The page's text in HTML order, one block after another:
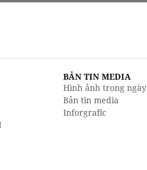
BẢN TIN MEDIA
Hình ảnh trong ngày
Bản tin media
Inforgrafic